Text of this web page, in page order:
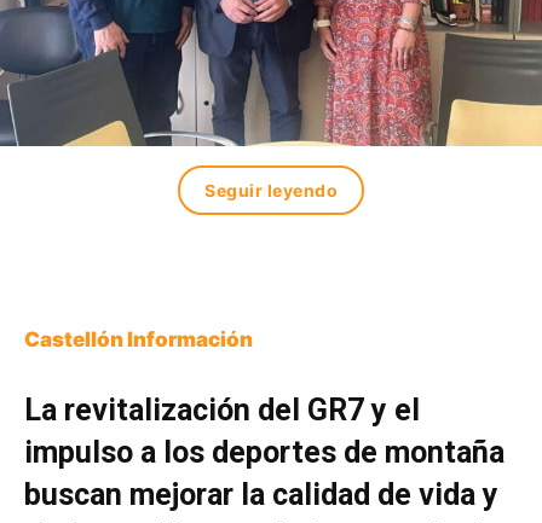
Seguir leyendo
Castellón Información
La revitalización del GR7 y el
impulso a los deportes de montaña
buscan mejorar la calidad de vida y